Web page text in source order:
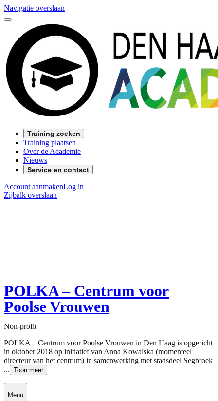
Navigatie overslaan
Training zoeken
Training plaatsen
Over de Academie
Nieuws
Service en contact
Account aanmakenLog in
Zijbalk overslaan
POLKA – Centrum voor
Poolse Vrouwen
Non-profit
POLKA – Centrum voor Poolse Vrouwen in Den Haag is opgericht
in oktober 2018 op initiatief van Anna Kowalska (momenteel
directeur van het centrum) in samenwerking met stadsdeel Segbroek
... Toon meer
Menu